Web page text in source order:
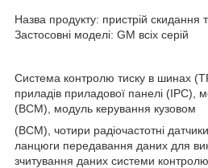
Назва продукту: пристрій скидання
Застосовні моделі: GM всіх серій
Система контролю тиску в шинах
приладів приладової панелі (IPC),
(BCM), модуль керування кузовом
(BCM), чотири радіочастотні
ланцюги передавання даних для
зчитування даних системи